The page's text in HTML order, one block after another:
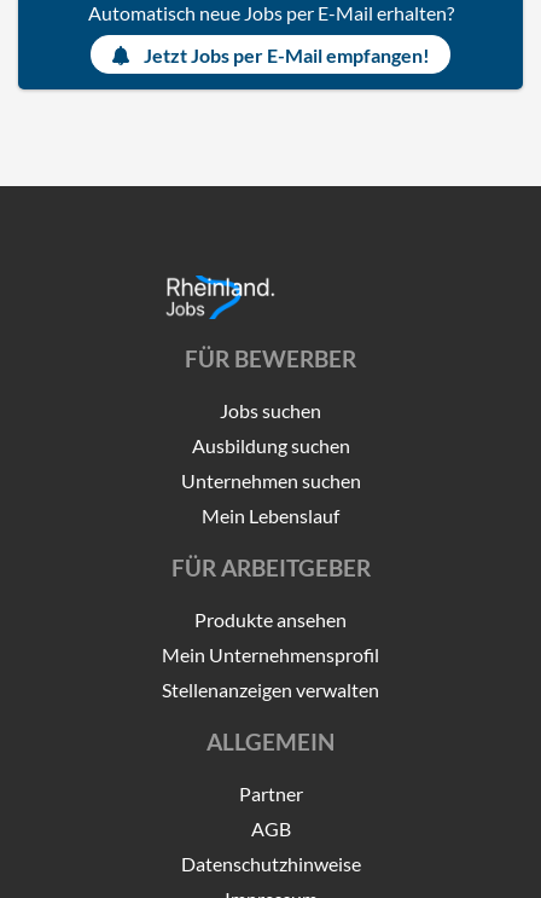
Automatisch neue Jobs per E-Mail erhalten?
Jetzt Jobs per E-Mail empfangen!
FÜR BEWERBER
Jobs suchen
Ausbildung suchen
Unternehmen suchen
Mein Lebenslauf
FÜR ARBEITGEBER
Produkte ansehen
Mein Unternehmensprofil
Stellenanzeigen verwalten
ALLGEMEIN
Partner
AGB
Datenschutzhinweise